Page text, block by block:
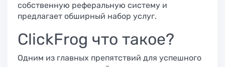
собственную реферальную систему и
предлагает обширный набор услуг.
ClickFrog что такое?
Одним из главных препятствий для успешного